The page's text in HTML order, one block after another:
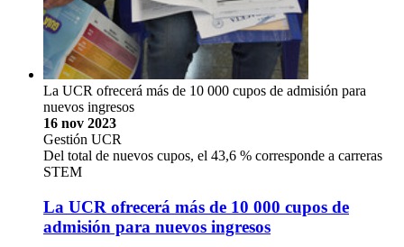
La UCR ofrecerá más de 10 000 cupos de admisión para
nuevos ingresos
16 nov 2023
Gestión UCR
Del total de nuevos cupos, el 43,6 % corresponde a carreras
STEM
La UCR ofrecerá más de 10 000 cupos de
admisión para nuevos ingresos